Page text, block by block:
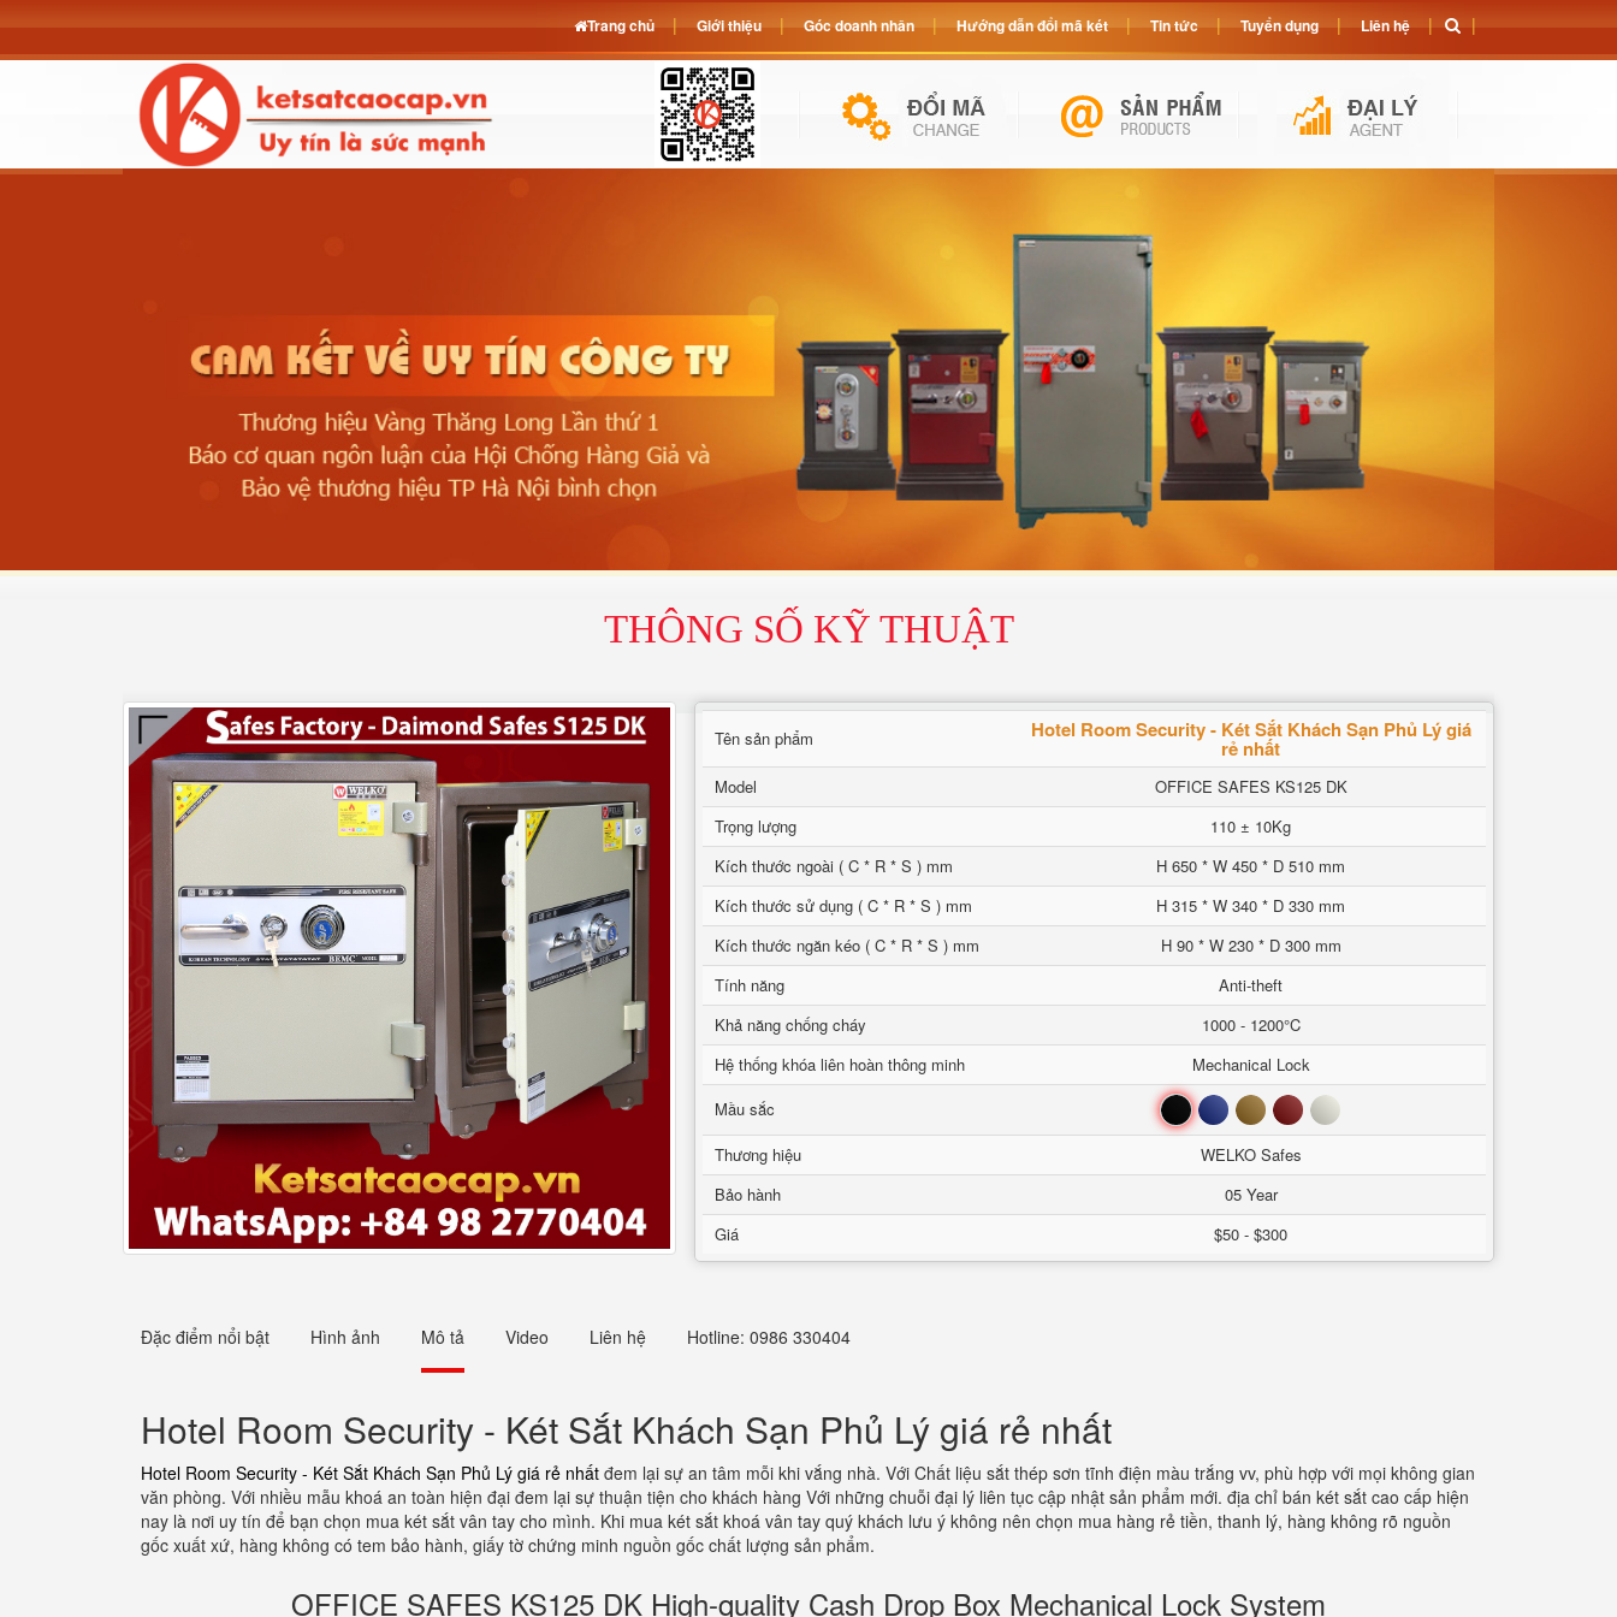
THÔNG SỐ KỸ THUẬT
Tên sản phẩm Hotel Room Security - Két Sắt Khách Sạn Phủ Lý giá
rẻ nhất
Model
OFFICE SAFES KS125 DK
Trọng lượng
110 ± 10Kg
Kích thước ngoài ( C * R * S ) mm
H 650 * W 450 * D 510 mm
Kích thước sử dụng ( C * R * S ) mm
H 315 * W 340 * D 330 mm
Kích thước ngăn kéo ( C * R * S ) mm
H 90 * W 230 * D 300 mm
Tính năng
Anti-theft
Khả năng chống cháy
1000 - 1200°C
Hệ thống khóa liên hoàn thông minh
Mechanical Lock
Mầu sắc
Đen Xanh Nâu Đỏ Trắng
Thương hiệu
WELKO Safes
Bảo hành
05 Year
Giá
$50 - $300
Đặc điểm nổi bật Hình ảnh Mô tả Video Liên hệ Hotline: 0986 330404
Hotel Room Security - Két Sắt Khách Sạn Phủ Lý giá rẻ nhất
Hotel Room Security - Két Sắt Khách Sạn Phủ Lý giá rẻ nhất đem lại sự an tâm mỗi khi vắng nhà. Với Chất liệu sắt thép sơn tĩnh điện màu trắng vv, phù hợp với mọi không gian
văn phòng. Với nhiều mẫu khoá an toàn hiện đại đem lại sự thuận tiện cho khách hàng Với những chuỗi đại lý liên tục cập nhật sản phẩm mới. địa chỉ bán két sắt cao cấp hiện
nay là nơi uy tín để bạn chọn mua két sắt vân tay cho mình. Khi mua két sắt khoá vân tay quý khách lưu ý không nên chọn mua hàng rẻ tiền, thanh lý, hàng không rõ nguồn
gốc xuất xứ, hàng không có tem bảo hành, giấy tờ chứng minh nguồn gốc chất lượng sản phẩm.
OFFICE SAFES KS125 DK High-quality Cash Drop Box Mechanical Lock System
Trang chủ Giới thiệu Góc doanh nhân Hướng dẫn đổi mã két Tin tức Tuyển dụng Liên hệ